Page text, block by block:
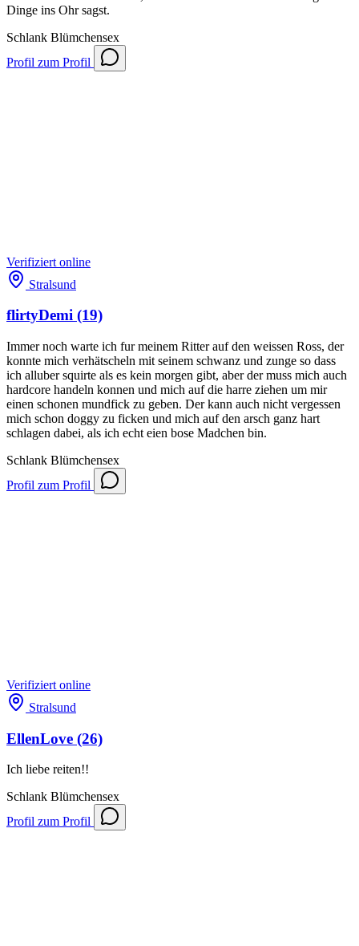
Dinge ins Ohr sagst.
Schlank Blümchensex
Profil zum Profil
Verifiziert online
Stralsund
flirtyDemi (19)
Immer noch warte ich fur meinem Ritter auf den weissen Ross, der
konnte mich verhätscheln mit seinem schwanz und zunge so dass
ich alluber squirte als es kein morgen gibt, aber der muss mich auch
hardcore handeln konnen und mich auf die harre ziehen um mir
einen schonen mundfick zu geben. Der kann auch nicht vergessen
mich schon doggy zu ficken und mich auf den arsch ganz hart
schlagen dabei, als ich echt eien bose Madchen bin.
Schlank Blümchensex
Profil zum Profil
Verifiziert online
Stralsund
EllenLove (26)
Ich liebe reiten!!
Schlank Blümchensex
Profil zum Profil